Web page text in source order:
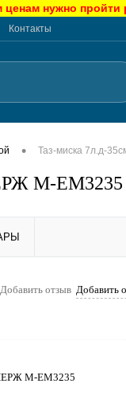
нужно пройти
Контакты
• Таз-миска 7л.д-
М-ЕМ3235
Добавить
НЕРЖ М-ЕМ3235